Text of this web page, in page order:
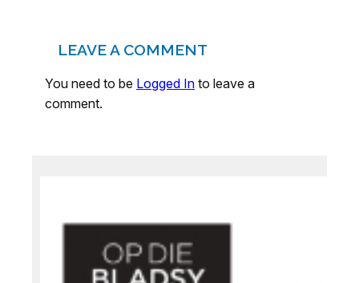
LEAVE A COMMENT
You need to be Logged In to leave a
comment.